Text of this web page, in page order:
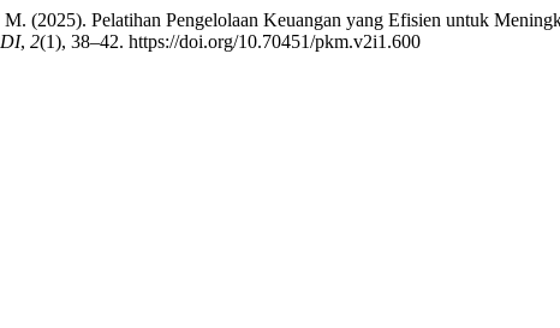
(2025). Pelatihan Pengelolaan Keuangan yang Efisien untuk
, 2(1), 38–42. https://doi.org/10.70451/pkm.v2i1.600